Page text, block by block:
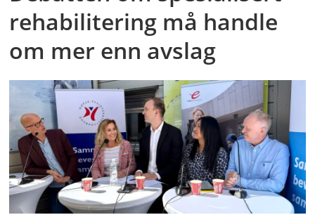
rehabilitering må handle
om mer enn avslag